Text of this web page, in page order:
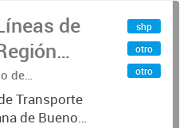
de
de
Transporte
de Buenos
shp
otro
otro